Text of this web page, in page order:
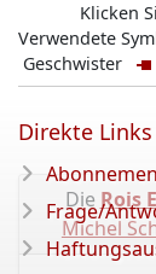
Klicken
Verwendete
Geschwister
Die Rois
Michel
Direkte Links
Frage/